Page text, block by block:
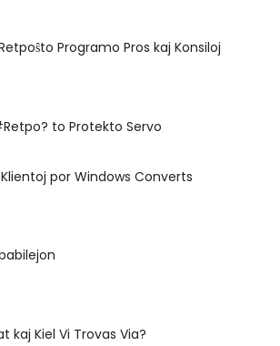
Programo Pros kaj Konsiloj
to Protekto Servo
por Windows Converts
kaj Kiel Vi Trovas Via?